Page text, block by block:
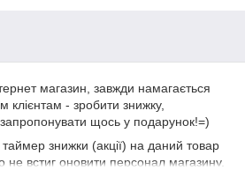
магазин, завжди намагається
клієнтам - зробити знижку,
щось у подарунок!=)
знижки (акції) на даний товар
не встиг оновити персонал магазину,